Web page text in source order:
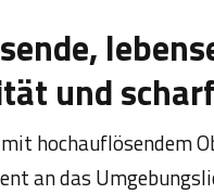
und
hochauflösendem
an das